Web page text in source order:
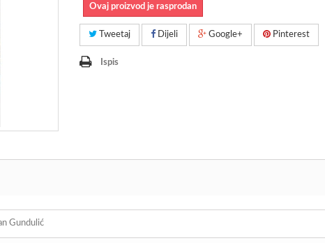
Ovaj proizvod je rasprodan
Tweetaj Dijeli Google+ Pinterest
Ispis
Gundulić